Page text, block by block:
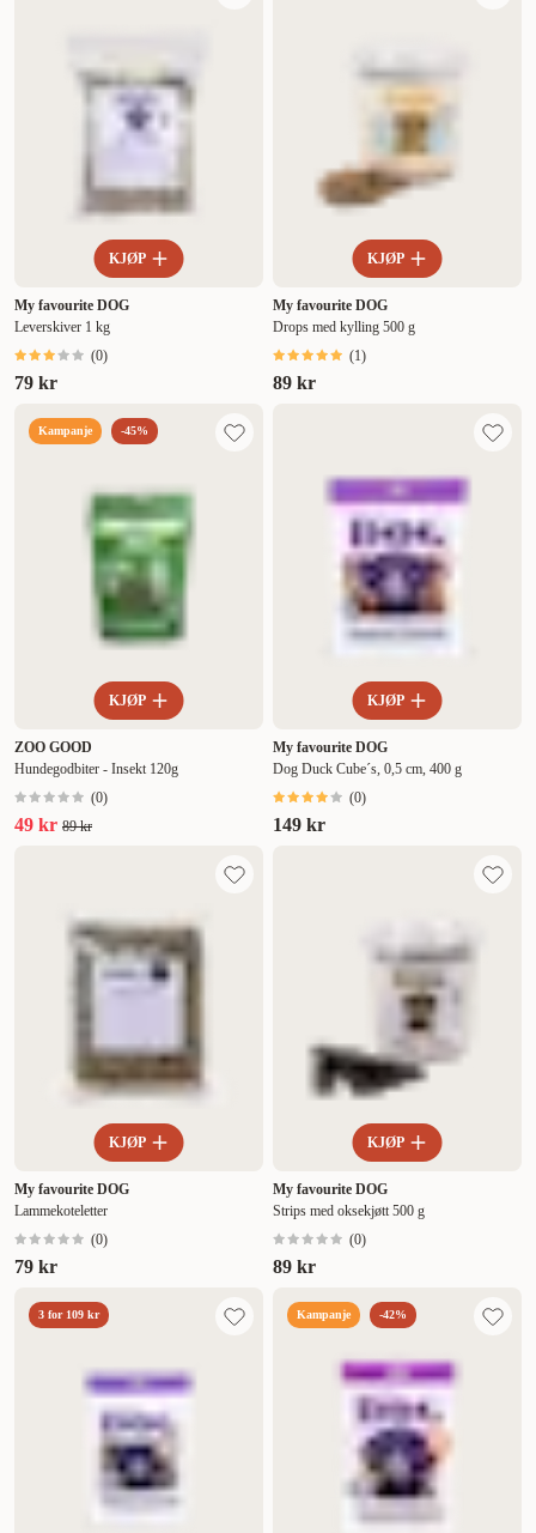
KJØP
My favourite DOG
Leverskiver 1 kg
(0)
79 kr
KJØP
My favourite DOG
Drops med kylling 500 g
(1)
89 kr
Kampanje -45%
KJØP
ZOO GOOD
Hundegodbiter - Insekt 120g
(0)
49 kr 89 kr
KJØP
My favourite DOG
Dog Duck Cube´s, 0,5 cm, 400 g
(0)
149 kr
KJØP
My favourite DOG
Lammekoteletter
(0)
79 kr
KJØP
My favourite DOG
Strips med oksekjøtt 500 g
(0)
89 kr
3 for 109 kr Kampanje -42%